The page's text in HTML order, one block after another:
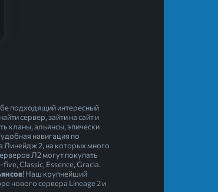
подходящий интересный
сервер, зайти на сайт и
кланы, альянсы, эпически
навигация по
Линейдж 2, на которых много
Л2 могут покупать
Classic, Essence, Gracia.
! Наш крупнейший
нового сервера Lineage 2 и